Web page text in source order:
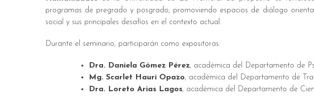
programas de pregrado y posgrado, promoviendo espacios de diálogo
social y sus principales desafíos en el contexto actual.
Durante el seminario, participarán como expositoras:
Dra. Daniela Gómez Pérez, académica del Departamento de
Mg. Scarlet Hauri Opazo, académica del Departamento de
Dra. Loreto Arias Lagos, académica del Departamento de